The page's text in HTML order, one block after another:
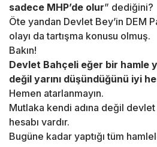
sadece MHP’de olur” dediğini?
Öte yandan Devlet Bey’in DEM
olayı da tartışma konusu olmuş.
Bakın!
Devlet Bahçeli eğer bir hamle
değil yarını düşündüğünü iyi
Hemen atarlanmayın.
Mutlaka kendi adına değil
hesabı vardır.
Bugüne kadar yaptığı tüm